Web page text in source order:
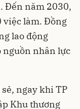
Đến năm 2030,
việc làm. Đồng
lao động
nguồn nhân lực
ngay khi TP
Khu thương